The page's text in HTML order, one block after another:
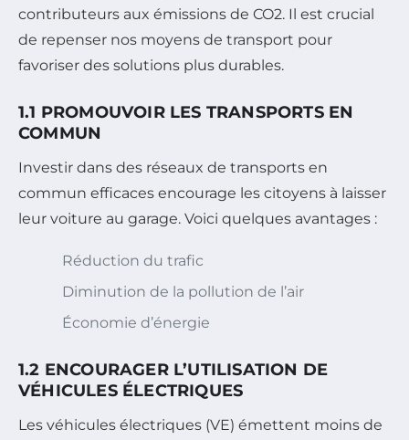
contributeurs aux émissions de CO2. Il est crucial
de repenser nos moyens de transport pour
favoriser des solutions plus durables.
1.1 PROMOUVOIR LES TRANSPORTS EN
COMMUN
Investir dans des réseaux de transports en
commun efficaces encourage les citoyens à laisser
leur voiture au garage. Voici quelques avantages :
Réduction du trafic
Diminution de la pollution de l’air
Économie d’énergie
1.2 ENCOURAGER L’UTILISATION DE
VÉHICULES ÉLECTRIQUES
Les véhicules électriques (VE) émettent moins de